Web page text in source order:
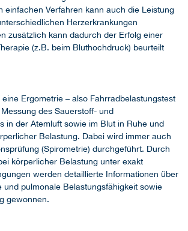
einfachen Verfahren kann auch die Leistung
Herzerkrankungen
zusätzlich kann dadurch der Erfolg einer
(z.B. beim Bluthochdruck) beurteilt
Ergometrie – also Fahrradbelastungstest
des Sauerstoff- und
in der Atemluft sowie im Blut in Ruhe und
Belastung. Dabei wird immer auch
(Spirometrie) durchgeführt. Durch
körperlicher Belastung unter exakt
werden detaillierte Informationen über
und pulmonale Belastungsfähigkeit sowie
gewonnen.